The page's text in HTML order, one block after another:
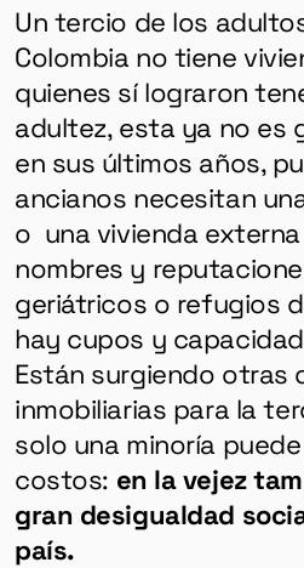
Un tercio de los
Colombia no tiene
quienes sí lograron
adultez, esta ya no es
en sus últimos años,
ancianos necesitan
o una vivienda
nombres y
geriátricos o refugios
hay cupos y
Están surgiendo otras
inmobiliarias para la
solo una minoría
costos: en la vejez
gran desigualdad
país.